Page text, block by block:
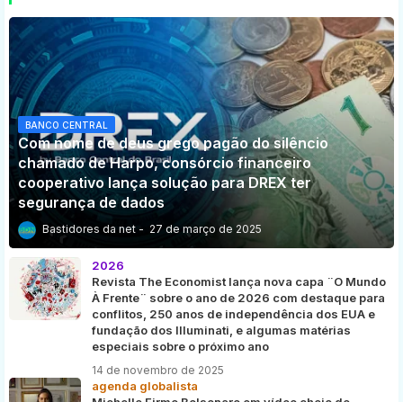
BANCO CENTRAL
Com nome de deus grego pagão do silêncio
chamado de Harpo, consórcio financeiro
cooperativo lança solução para DREX ter
segurança de dados
Bastidores da net 27 de março de 2025
2026
Revista The Economist lança nova capa ¨O Mundo
À Frente¨ sobre o ano de 2026 com destaque para
conflitos, 250 anos de independência dos EUA e
fundação dos Illuminati, e algumas matérias
especiais sobre o próximo ano
14 de novembro de 2025
agenda globalista